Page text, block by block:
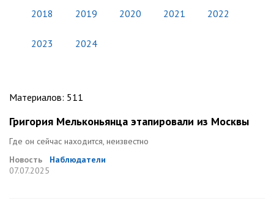
2018 2019 2020 2021 2022
2023 2024
Материалов: 511
Григория Мельконьянца этапировали из Москвы
Где он сейчас находится, неизвестно
Новость
Наблюдатели
07.07.2025